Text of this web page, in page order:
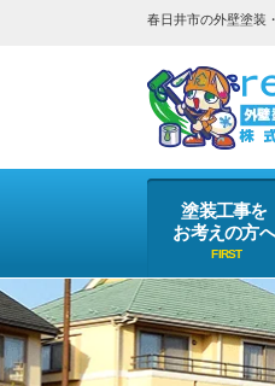
春日井市の外壁塗装
塗装工事を
お考えの方へ